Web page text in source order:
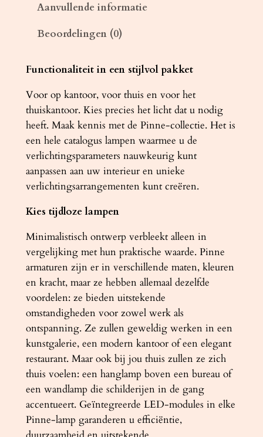
N
2
0
0
w
i
t
a
n
t
a
l
Aanvullende informatie
Beoordelingen (0)
Functionaliteit in een stijlvol pakket
Voor op kantoor, voor thuis en voor het
thuiskantoor. Kies precies het licht dat u nodig
heeft. Maak kennis met de Pinne-collectie. Het is
een hele catalogus lampen waarmee u de
verlichtingsparameters nauwkeurig kunt
aanpassen aan uw interieur en unieke
verlichtingsarrangementen kunt creëren.
Kies tijdloze lampen
Minimalistisch ontwerp verbleekt alleen in
vergelijking met hun praktische waarde. Pinne
armaturen zijn er in verschillende maten, kleuren
en kracht, maar ze hebben allemaal dezelfde
voordelen: ze bieden uitstekende
omstandigheden voor zowel werk als
ontspanning. Ze zullen geweldig werken in een
kunstgalerie, een modern kantoor of een elegant
restaurant. Maar ook bij jou thuis zullen ze zich
thuis voelen: een hanglamp boven een bureau of
een wandlamp die schilderijen in de gang
accentueert. Geïntegreerde LED-modules in elke
Pinne-lamp garanderen u efficiëntie,